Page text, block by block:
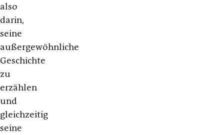
also
darin,
seine
außergewöhnliche
Geschichte
zu
erzählen
und
gleichzeitig
seine